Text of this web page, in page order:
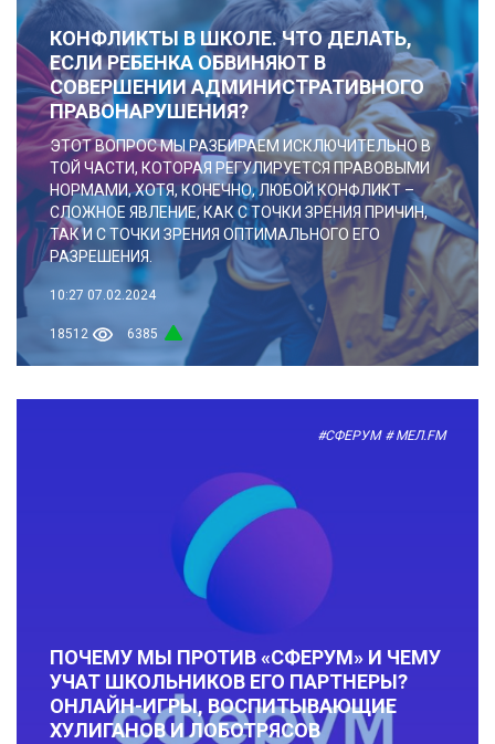
КОНФЛИКТЫ В ШКОЛЕ. ЧТО ДЕЛАТЬ,
ЕСЛИ РЕБЕНКА ОБВИНЯЮТ В
СОВЕРШЕНИИ АДМИНИСТРАТИВНОГО
ПРАВОНАРУШЕНИЯ?
ЭТОТ ВОПРОС МЫ РАЗБИРАЕМ ИСКЛЮЧИТЕЛЬНО В
ТОЙ ЧАСТИ, КОТОРАЯ РЕГУЛИРУЕТСЯ ПРАВОВЫМИ
НОРМАМИ, ХОТЯ, КОНЕЧНО, ЛЮБОЙ КОНФЛИКТ –
СЛОЖНОЕ ЯВЛЕНИЕ, КАК С ТОЧКИ ЗРЕНИЯ ПРИЧИН,
ТАК И С ТОЧКИ ЗРЕНИЯ ОПТИМАЛЬНОГО ЕГО
РАЗРЕШЕНИЯ.
10:27 07.02.2024
18512 6385
#СФЕРУМ # МЕЛ.FM
ПОЧЕМУ МЫ ПРОТИВ «СФЕРУМ» И ЧЕМУ
УЧАТ ШКОЛЬНИКОВ ЕГО ПАРТНЕРЫ?
ОНЛАЙН-ИГРЫ, ВОСПИТЫВАЮЩИЕ
ХУЛИГАНОВ И ЛОБОТРЯСОВ